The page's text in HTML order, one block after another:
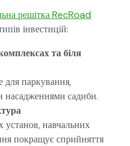
решітка RecRoad
інвестицій:
та біля
для паркування,
насадженнями садиби.
установ, навчальних
покращує сприйняття